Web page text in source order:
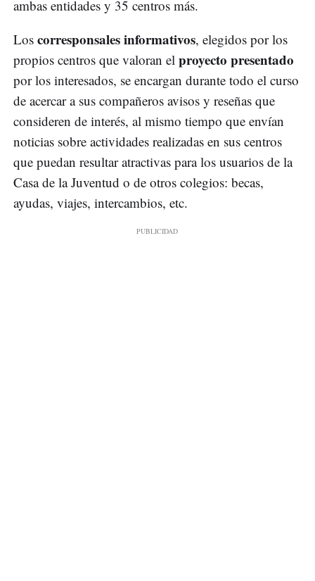
ambas entidades y 35 centros más.
Los corresponsales informativos, elegidos por los
propios centros que valoran el proyecto presentado
por los interesados, se encargan durante todo el curso
de acercar a sus compañeros avisos y reseñas que
consideren de interés, al mismo tiempo que envían
noticias sobre actividades realizadas en sus centros
que puedan resultar atractivas para los usuarios de la
Casa de la Juventud o de otros colegios: becas,
ayudas, viajes, intercambios, etc.